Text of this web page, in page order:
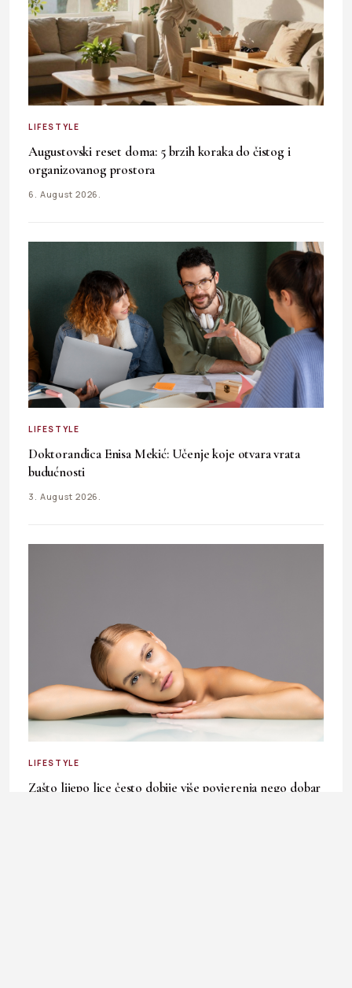
LIFESTYLE
Augustovski reset doma: 5 brzih koraka do čistog i
organizovanog prostora
6. August 2026.
LIFESTYLE
Doktorandica Enisa Mekić: Učenje koje otvara vrata
budućnosti
3. August 2026.
LIFESTYLE
Zašto lijepo lice često dobije više povjerenja nego dobar